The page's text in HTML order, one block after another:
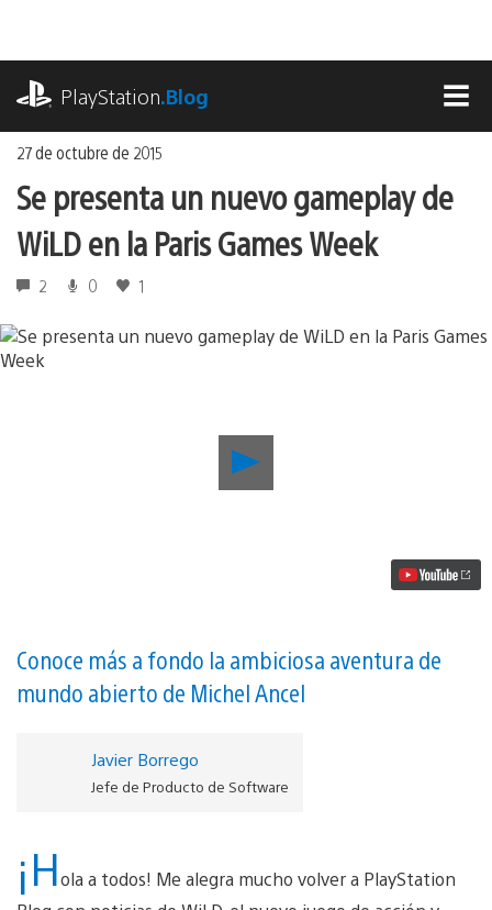
contenido
PlayStation.Blog
27 de octubre de 2015
Se presenta un nuevo gameplay de
WiLD en la Paris Games Week
2 0 1
presenta
Paris
Games
Week
Conoce más a fondo la ambiciosa aventura de
mundo abierto de Michel Ancel
Javier Borrego
Jefe de Producto de Software
¡Hola a todos! Me alegra mucho volver a PlayStation